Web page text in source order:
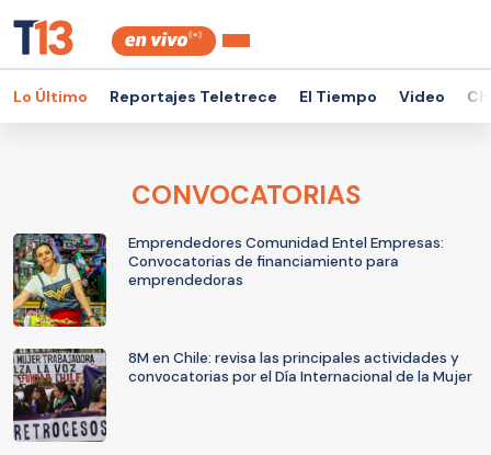
Lo Último Reportajes Teletrece El Tiempo Video
CONVOCATORIAS
Emprendedores Comunidad Entel Empresas:
Convocatorias de financiamiento para
emprendedoras
8M en Chile: revisa las principales actividades y
convocatorias por el Día Internacional de la Mujer